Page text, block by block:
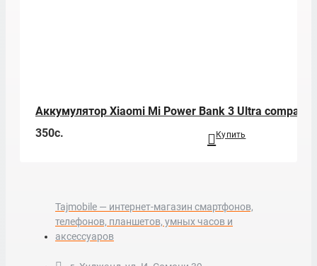
Аккумулятор Xiaomi Mi Power Bank 3 Ultra compact,
350c.
Купить
Tajmobile — интернет-магазин смартфонов,
телефонов, планшетов, умных часов и
аксессуаров